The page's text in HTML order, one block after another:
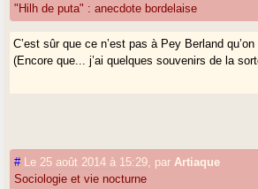
"Hilh de puta" : anecdote bordelaise
C’est sûr que ce n’est pas à Pey Berland qu’on
(Encore que... j’ai quelques souvenirs de la
# Le 25 août 2014 à 15:29 par Artiaque
Sociologie et vie nocturne